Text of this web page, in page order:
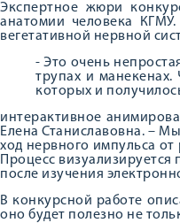
Экспертное жюри
анатомии человека
вегетативной нервной
- Это очень
трупах и
которых и
интерактивное
Елена Станиславовна. –
ход нервного импульса
Процесс
после изучения
В конкурсной работе
оно будет полезно не